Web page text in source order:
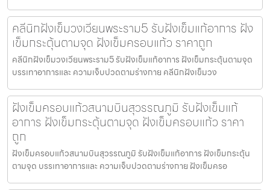
คลีนิกฝังเข็มวงเวียนพระราม5 รับฝังเข็มแก้อาการ ฝัง
เข็มกระตุ้นตามจุด ฝังเข็มครอบแก้ว ราคาถูก
คลีนิกฝังเข็มวงเวียนพระราม5 รับฝังเข็มแก้อาการ ฝังเข็มกระตุ้นตามจุด
บรรเทาอาการและ ความเจ็บปวดตามร่างกาย คลีนิกฝังเข็มวง
ฝังเข็มครอบแก้วสนามบินสุวรรณภูมิ รับฝังเข็มแก้
อาการ ฝังเข็มกระตุ้นตามจุด ฝังเข็มครอบแก้ว ราคา
ถูก
ฝังเข็มครอบแก้วสนามบินสุวรรณภูมิ รับฝังเข็มแก้อาการ ฝังเข็มกระตุ้น
ตามจุด บรรเทาอาการและ ความเจ็บปวดตามร่างกาย ฝังเข็มครอ